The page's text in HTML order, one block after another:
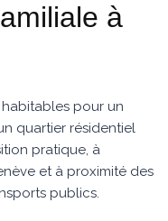
à
pour un
quartier résidentiel
pratique, à
et à proximité des
publics.